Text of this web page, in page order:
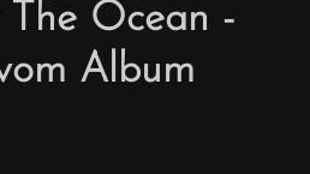
Ocean -
Album